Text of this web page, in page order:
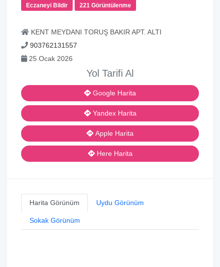
Eczaneyi Bildir 221 Görüntülenme
KENT MEYDANI TORUŞ BAKIR APT. ALTI
903762131557
25 Ocak 2026
Yol Tarifi Al
Google Harita
Yandex Harita
Apple Harita
Here Harita
Harita Görünüm Uydu Görünüm
Sokak Görünüm